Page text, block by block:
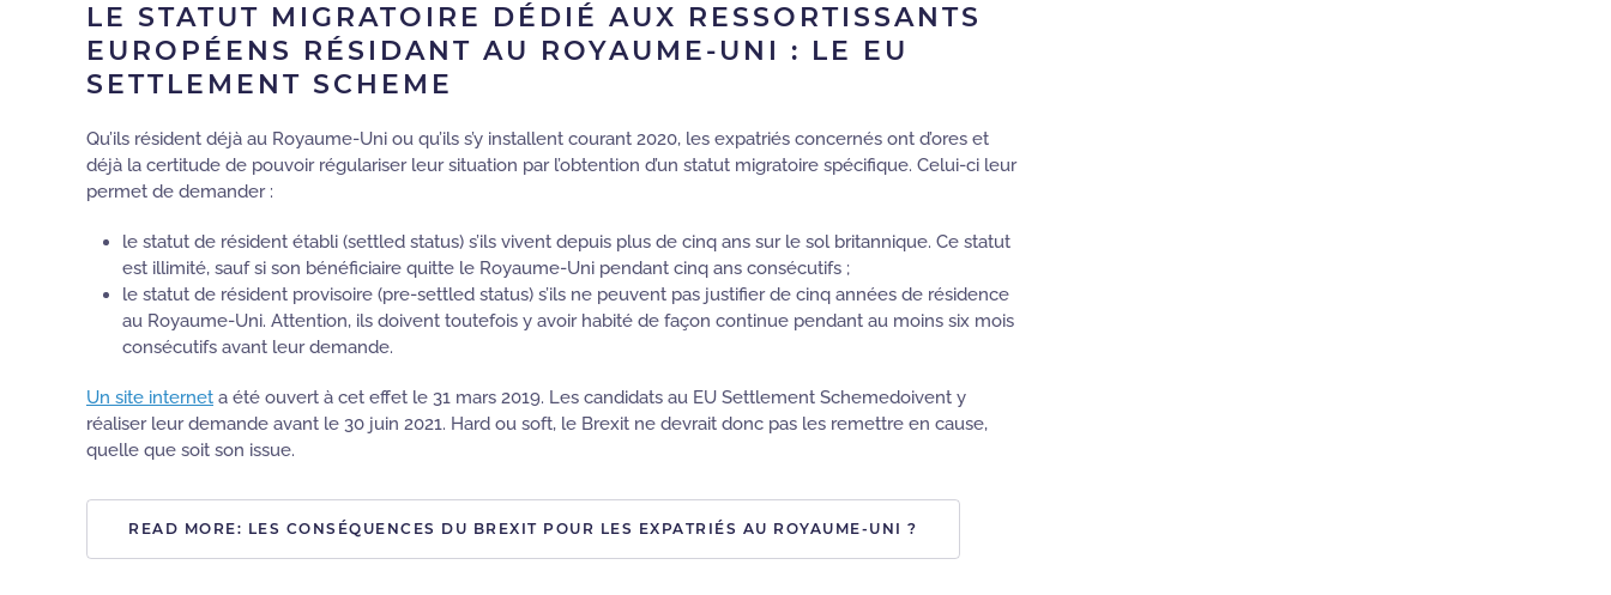
LE STATUT MIGRATOIRE DÉDIÉ AUX RESSORTISSANTS
EUROPÉENS RÉSIDANT AU ROYAUME-UNI : LE EU
SETTLEMENT SCHEME
Qu’ils résident déjà au Royaume-Uni ou qu’ils s’y installent courant 2020, les expatriés concernés ont d’ores et
déjà la certitude de pouvoir régulariser leur situation par l’obtention d’un statut migratoire spécifique. Celui-ci leur
permet de demander :
le statut de résident établi (settled status) s’ils vivent depuis plus de cinq ans sur le sol britannique. Ce statut
est illimité, sauf si son bénéficiaire quitte le Royaume-Uni pendant cinq ans consécutifs ;
le statut de résident provisoire (pre-settled status) s’ils ne peuvent pas justifier de cinq années de résidence
au Royaume-Uni. Attention, ils doivent toutefois y avoir habité de façon continue pendant au moins six mois
consécutifs avant leur demande.
Un site internet a été ouvert à cet effet le 31 mars 2019. Les candidats au EU Settlement Schemedoivent y
réaliser leur demande avant le 30 juin 2021. Hard ou soft, le Brexit ne devrait donc pas les remettre en cause,
quelle que soit son issue.
READ MORE: LES CONSÉQUENCES DU BREXIT POUR LES EXPATRIÉS AU ROYAUME-UNI ?